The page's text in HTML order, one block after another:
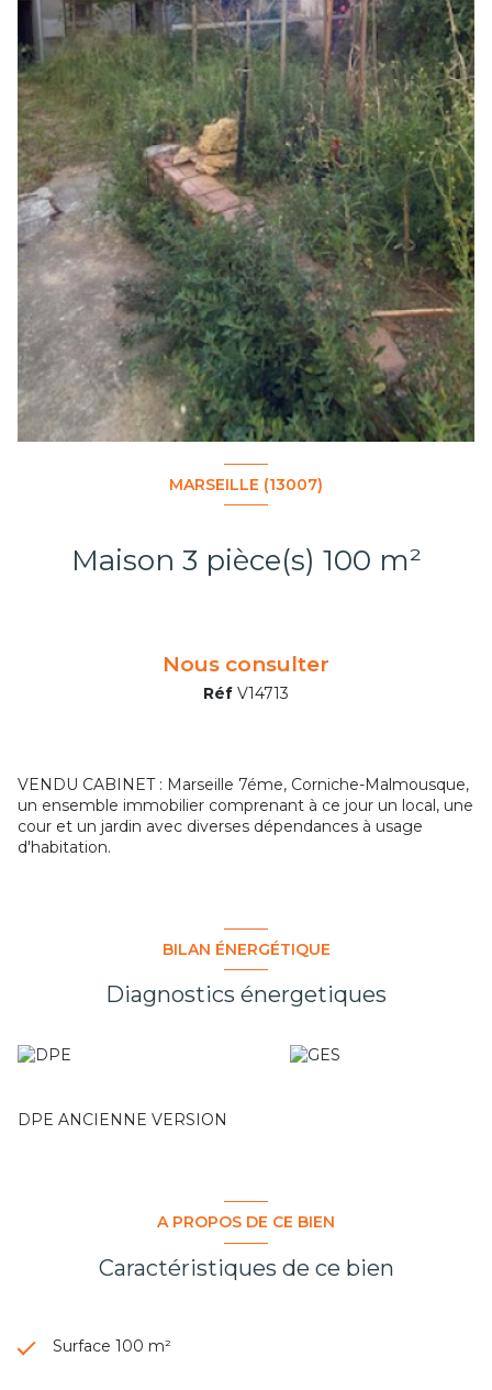
MARSEILLE (13007)
Maison 3 pièce(s) 100 m²
Nous consulter
Réf V14713
VENDU CABINET : Marseille 7éme, Corniche-Malmousque,
un ensemble immobilier comprenant à ce jour un local, une
cour et un jardin avec diverses dépendances à usage
d'habitation.
BILAN ÉNERGÉTIQUE
Diagnostics énergetiques
DPE ANCIENNE VERSION
A PROPOS DE CE BIEN
Caractéristiques de ce bien
Surface 100 m²